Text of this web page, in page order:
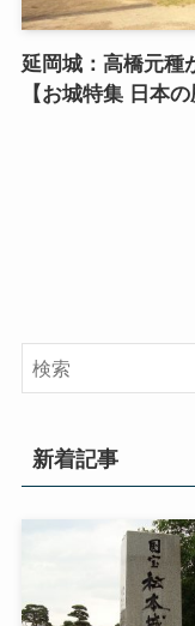
延岡城：高橋元種
【お城特集 日本の
新着記事